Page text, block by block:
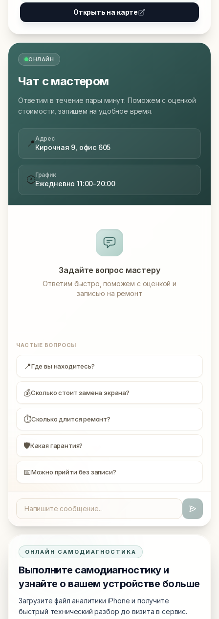
Открыть на карте
ОНЛАЙН
Чат с мастером
Ответим в течение пары минут. Поможем с оценкой
стоимости, запишем на удобное время.
📍Адрес
Кирочная 9, офис 605
🕐График
Ежедневно 11:00–20:00
Задайте вопрос мастеру
Ответим быстро, поможем с оценкой и
записью на ремонт
ЧАСТЫЕ ВОПРОСЫ
📍Где вы находитесь?
💰Сколько стоит замена экрана?
⏱Сколько длится ремонт?
🛡Какая гарантия?
📅Можно прийти без записи?
ОНЛАЙН САМОДИАГНОСТИКА
Выполните самодиагностику и
узнайте о вашем устройстве больше
Загрузите файл аналитики iPhone и получите
быстрый технический разбор до визита в сервис.